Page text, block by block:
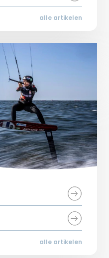
alle artikelen
alle artikelen